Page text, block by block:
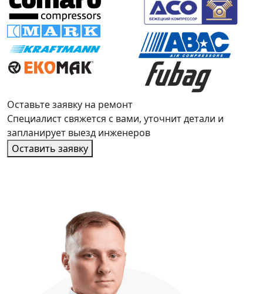
Оставьте заявку на ремонт
Специалист свяжется с вами, уточнит детали и
запланирует выезд инженеров
Оставить заявку